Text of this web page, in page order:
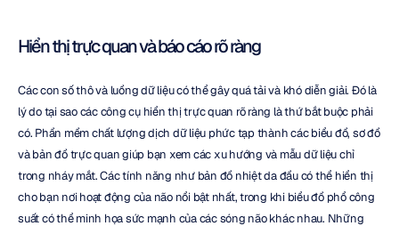
Hiển thị trực quan và báo cáo rõ ràng
Các con số thô và luồng dữ liệu có thể gây quá tải và khó diễn giải. Đó là
lý do tại sao các công cụ hiển thị trực quan rõ ràng là thứ bắt buộc phải
có. Phần mềm chất lượng dịch dữ liệu phức tạp thành các biểu đồ, sơ đồ
và bản đồ trực quan giúp bạn xem các xu hướng và mẫu dữ liệu chỉ
trong nháy mắt. Các tính năng như bản đồ nhiệt da đầu có thể hiển thị
cho bạn nơi hoạt động của não nổi bật nhất, trong khi biểu đồ phổ công
suất có thể minh họa sức mạnh của các sóng não khác nhau. Những